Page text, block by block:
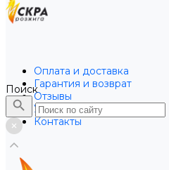
Оплата и доставка
Гарантия и возврат
Отзывы
Услуги
Контакты
Поиск